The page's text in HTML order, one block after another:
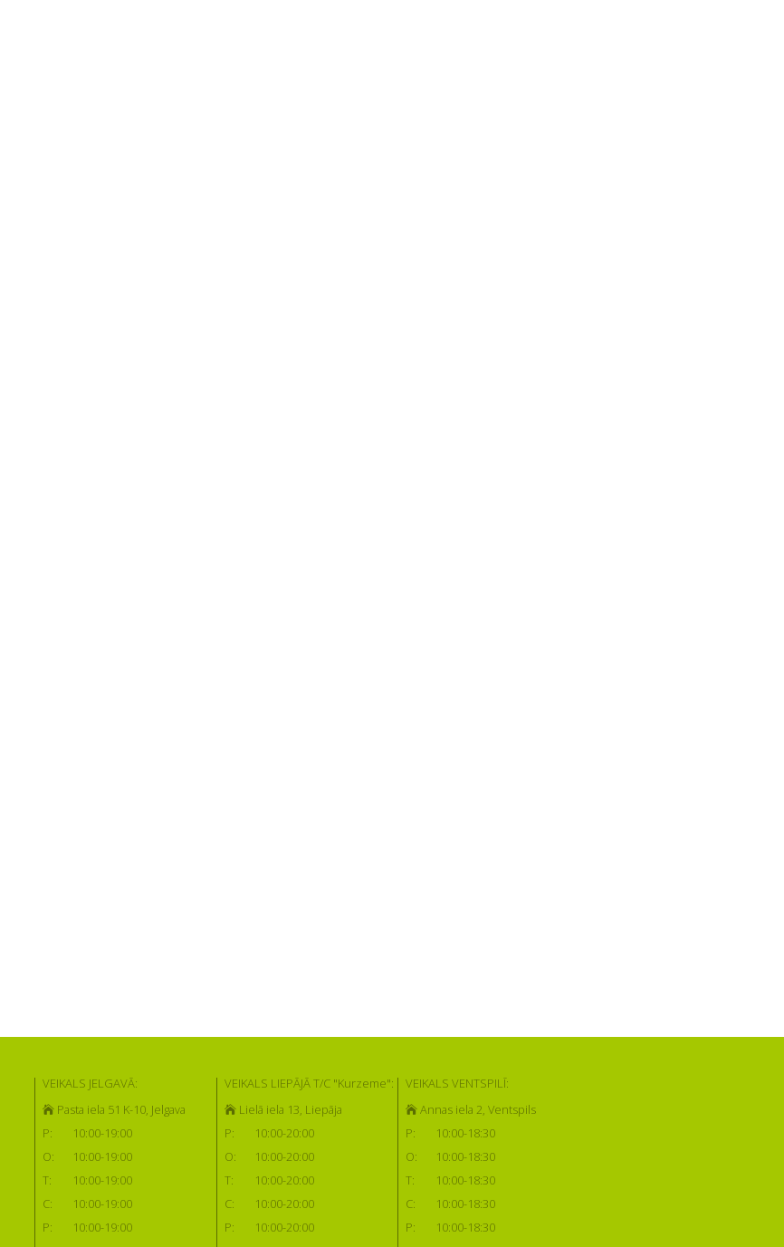
VEIKALS JELGAVĀ:
Pasta iela 51 K-10, Jelgava
P:
10:00-19:00
O:
10:00-19:00
T:
10:00-19:00
C:
10:00-19:00
P:
10:00-19:00
VEIKALS LIEPĀJĀ T/C "Kurzeme":
Lielā iela 13, Liepāja
P:
10:00-20:00
O:
10:00-20:00
T:
10:00-20:00
C:
10:00-20:00
P:
10:00-20:00
VEIKALS VENTSPILĪ:
Annas iela 2, Ventspils
P:
10:00-18:30
O:
10:00-18:30
T:
10:00-18:30
C:
10:00-18:30
P:
10:00-18:30